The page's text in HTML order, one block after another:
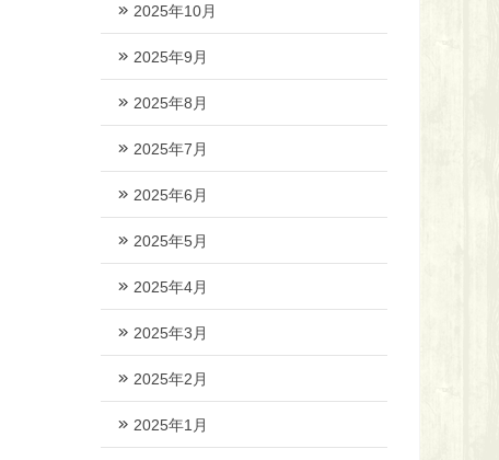
2025年10月
2025年9月
2025年8月
2025年7月
2025年6月
2025年5月
2025年4月
2025年3月
2025年2月
2025年1月